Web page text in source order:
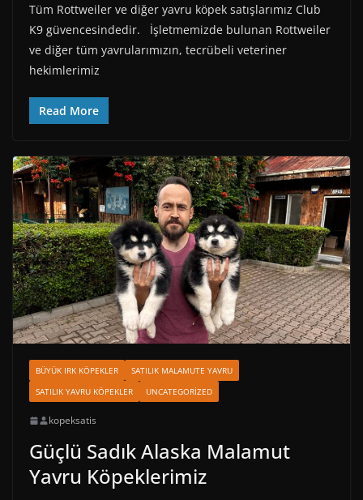
Tüm Rottweiler ve diğer yavru köpek satışlarımız Club
K9 güvencesindedir. İşletmemizde bulunan Rottweiler
ve diğer tüm yavrularımızın, tecrübeli veteriner
hekimlerimiz
Read More
BÜYÜK IRK KÖPEKLER
SATILIK MALAMUTE YAVRU
SATILIK YAVRU KÖPEKLER
UNCATEGORIZED
kopeksatis
Güçlü Sadık Alaska Malamut
Yavru Köpeklerimiz